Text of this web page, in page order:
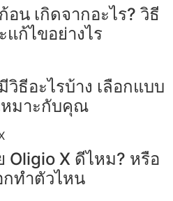
อน เกิดจากอะไร? วิธี
แก้ไขอย่างไร
ธีอะไรบ้าง เลือกแบบ
หมาะกับคุณ
Oligio X ดีไหม? หรือ
กทำตัวไหน